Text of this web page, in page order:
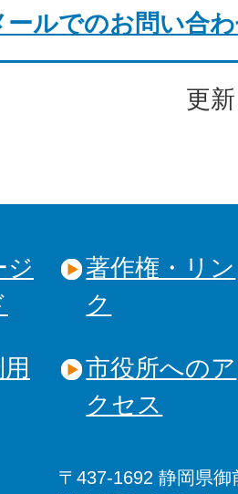
ールでのお問い合
更
ジ
著作権・リン
ク
市役所へのア
クセス
〒437-1692 静岡県